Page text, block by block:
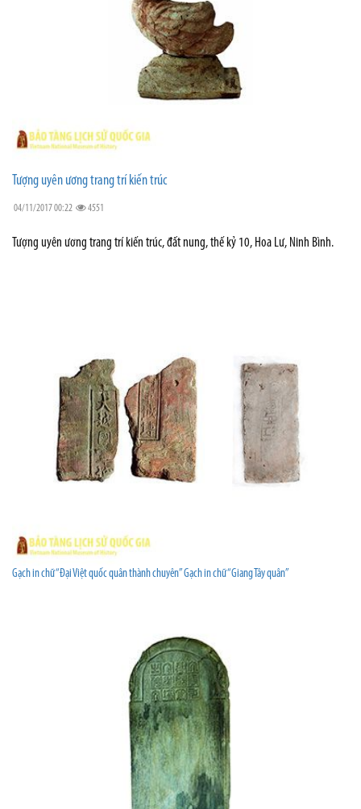
Tượng uyên ương trang trí kiến trúc
04/11/2017 00:22 4551
Tượng uyên ương trang trí kiến trúc, đất nung, thế kỷ 10, Hoa Lư, Ninh Bình.
Gạch in chữ “Đại Việt quốc quân thành chuyên” Gạch in chữ “Giang Tây quân”